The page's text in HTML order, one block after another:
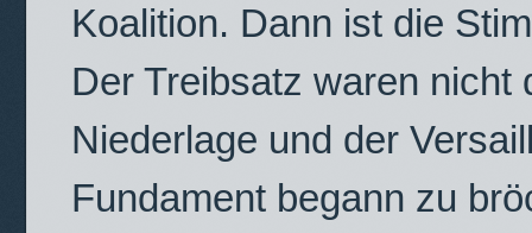
Koalition. Dann ist die
Der Treibsatz waren nicht
Niederlage und der
Fundament begann zu